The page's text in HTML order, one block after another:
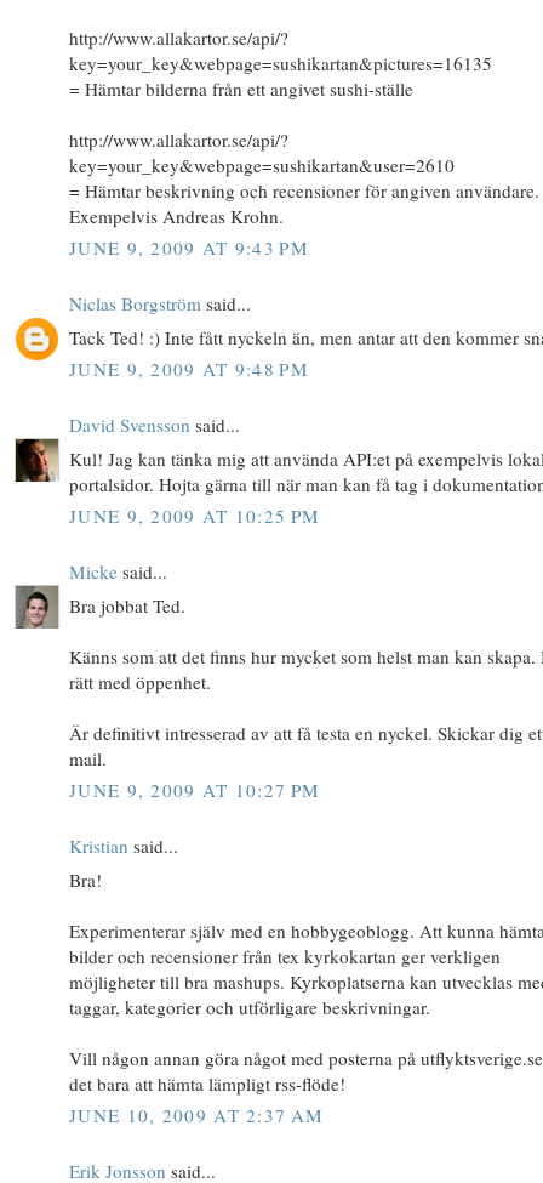
http://www.allakartor.se/api/?
key=your_key&webpage=sushikartan&pictures=16135
= Hämtar bilderna från ett angivet sushi-ställe
http://www.allakartor.se/api/?
key=your_key&webpage=sushikartan&user=2610
= Hämtar beskrivning och recensioner för angiven användare.
Exempelvis Andreas Krohn.
JUNE 9, 2009 AT 9:43 PM
Niclas Borgström said...
Tack Ted! :) Inte fått nyckeln än, men antar att den kommer
JUNE 9, 2009 AT 9:48 PM
David Svensson said...
Kul! Jag kan tänka mig att använda API:et på exempelvis
portalsidor. Hojta gärna till när man kan få tag i
JUNE 9, 2009 AT 10:25 PM
Micke said...
Bra jobbat Ted.
Känns som att det finns hur mycket som helst man kan skapa.
rätt med öppenhet.
Är definitivt intresserad av att få testa en nyckel. Skickar dig
mail.
JUNE 9, 2009 AT 10:27 PM
Kristian said...
Bra!
Experimenterar själv med en hobbygeoblogg. Att kunna
bilder och recensioner från tex kyrkokartan ger verkligen
möjligheter till bra mashups. Kyrkoplatserna kan utvecklas
taggar, kategorier och utförligare beskrivningar.
Vill någon annan göra något med posterna på
det bara att hämta lämpligt rss-flöde!
JUNE 10, 2009 AT 2:37 AM
Erik Jonsson said...